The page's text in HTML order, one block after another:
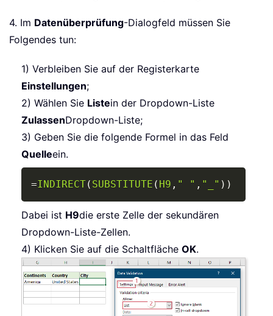
4. Im Datenüberprüfung-Dialogfeld müssen Sie
Folgendes tun:
1) Verbleiben Sie auf der Registerkarte
Einstellungen;
2) Wählen Sie Listein der Dropdown-Liste
ZulassenDropdown-Liste;
3) Geben Sie die folgende Formel in das Feld
Quelleein.
=INDIRECT( SUBSTITUTE ( H9 , " " , "_" ) )
Copy
Dabei ist H9die erste Zelle der sekundären
Dropdown-Liste-Zellen.
4) Klicken Sie auf die Schaltfläche OK.